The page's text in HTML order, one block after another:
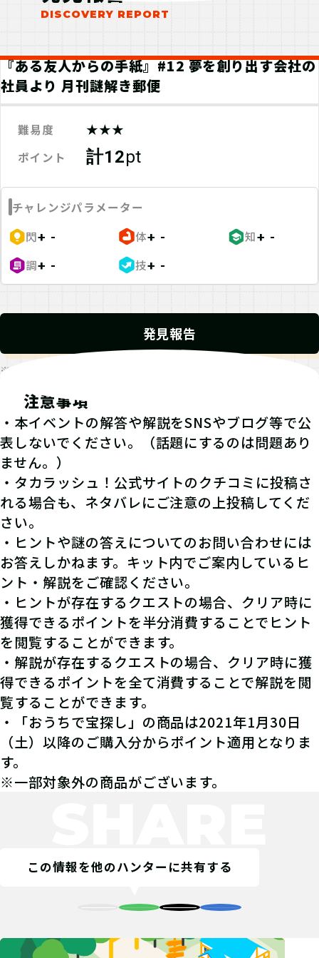
『ある友人からの手紙』#12 夢を創り出す会社の
社員より 月刊謎解き郵便
難易度 ★★★
ポイント 計12pt
チャレンジパラメーター
閃+ - 体+ - 知+ -
調+ - 技+ -
発見報告
※発見報告にGPSを使用するクエストが一部存在します。
注意事項
・本イベントの解答や解説をSNSやブログ等で公
表しないでください。（話題にするのは問題あり
ません。）
・タカラッシュ！公式サイトのクチコミに投稿さ
れる場合も、ネタバレにご注意の上投稿してくだ
さい。
・ヒントや謎の答えについてのお問い合わせには
お答えしかねます。キット内でご案内しているヒ
ント・解説をご確認ください。
・ヒントが存在するクエストの場合、クリア時に
獲得できるポイントを半分消費することでヒント
を閲覧することができます。
・解説が存在するクエストの場合、クリア時に獲
得できるポイントを全て消費することで解説を閲
覧することができます。
・「おうちで宝探し」の商品は2021年1月30日
（土）以降のご購入分からポイント適用となりま
す。
※一部対象外の商品がございます。
この情報を他のハンターに共有する